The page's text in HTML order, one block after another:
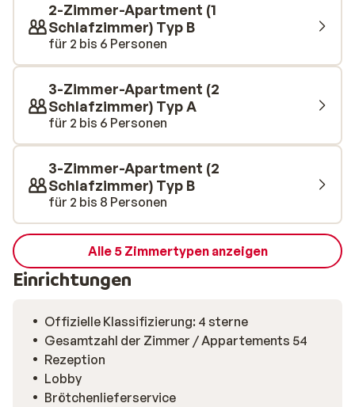
2-Zimmer-Apartment (1
Schlafzimmer) Typ B
für 2 bis 6 Personen
3-Zimmer-Apartment (2
Schlafzimmer) Typ A
für 2 bis 6 Personen
3-Zimmer-Apartment (2
Schlafzimmer) Typ B
für 2 bis 8 Personen
Alle 5 Zimmertypen anzeigen
Einrichtungen
Offizielle Klassifizierung: 4 sterne
Gesamtzahl der Zimmer / Appartements 54
Rezeption
Lobby
Brötchenlieferservice